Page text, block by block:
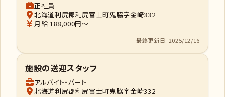
正社員
北海道利尻郡利尻富士町鬼脇字金崎332
月給 188,000円～
最終更新日: 2025/12/16
施設の送迎スタッフ
アルバイト・パート
北海道利尻郡利尻富士町鬼脇字金崎332